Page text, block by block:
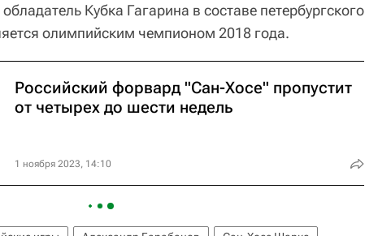
Кубка Гагарина в составе петербургского
олимпийским чемпионом 2018 года.
Российский форвард "Сан-Хосе" пропустит
от четырех до шести недель
1 ноября 2023, 14:10